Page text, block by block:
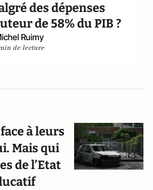
des dépenses
de 58% du PIB ?
Ruimy
de lecture
à leurs
Mais qui
de l’Etat